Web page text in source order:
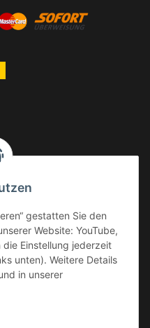
gestatten Sie den
Website: YouTube,
die Einstellung jederzeit
unten). Weitere Details
in unserer
Uhr)